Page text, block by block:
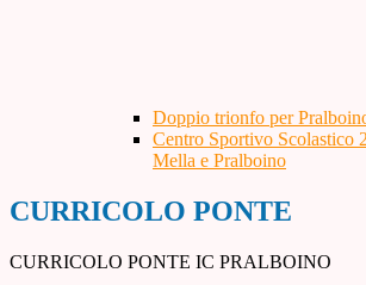
Doppio trionfo per
Centro Sportivo Scolastico
Mella e Pralboino
CURRICOLO PONTE
CURRICOLO PONTE IC PRALBOINO